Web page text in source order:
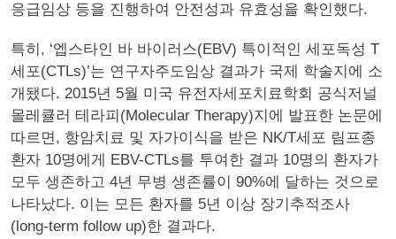
응급임상 등을 진행하여 안전성과 유효성을 확인했다.
특히, ‘엡스타인 바 바이러스(EBV) 특이적인 세포독성 T
세포(CTLs)’는 연구자주도임상 결과가 국제 학술지에 소
개됐다. 2015년 5월 미국 유전자세포치료학회 공식저널
몰레큘러 테라피(Molecular Therapy)지에 발표한 논문에
따르면, 항암치료 및 자가이식을 받은 NK/T세포 림프종
환자 10명에게 EBV-CTLs를 투여한 결과 10명의 환자가
모두 생존하고 4년 무병 생존률이 90%에 달하는 것으로
나타났다. 이는 모든 환자를 5년 이상 장기추적조사
(long-term follow up)한 결과다.